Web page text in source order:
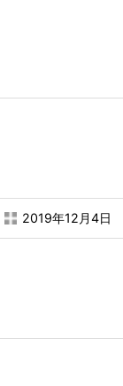
2019年12月4日